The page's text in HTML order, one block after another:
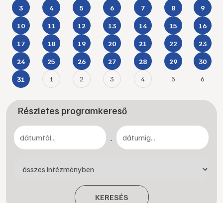
3 4 5 6 7 8 9
10 11 12 13 14 15 16
17 18 19 20 21 22 23
24 25 26 27 28 29 30
31 1 2 3 4 5 6
Részletes programkereső
-
KERESÉS